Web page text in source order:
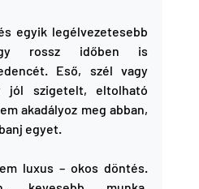
egyik legélvezetesebb
rossz időben is
Eső, szél vagy
jól szigetelt, eltolható
akadályoz meg abban,
egyet.
luxus – okos döntés.